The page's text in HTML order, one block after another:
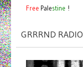
Free Palestine !
GRRRND RADIO